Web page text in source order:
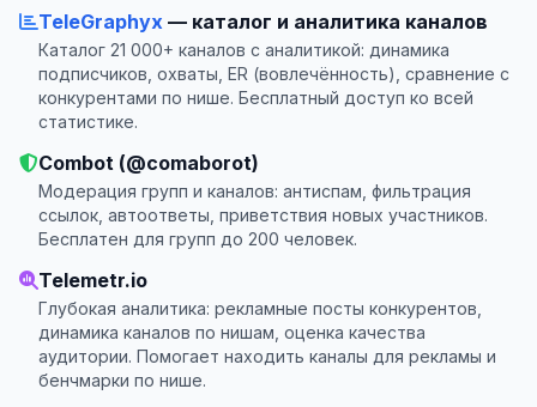
TeleGraphyx — каталог и аналитика каналов
Каталог 21 000+ каналов с аналитикой: динамика
подписчиков, охваты, ER (вовлечённость), сравнение с
конкурентами по нише. Бесплатный доступ ко всей
статистике.
Combot (@comaborot)
Модерация групп и каналов: антиспам, фильтрация
ссылок, автоответы, приветствия новых участников.
Бесплатен для групп до 200 человек.
Telemetr.io
Глубокая аналитика: рекламные посты конкурентов,
динамика каналов по нишам, оценка качества
аудитории. Помогает находить каналы для рекламы и
бенчмарки по нише.